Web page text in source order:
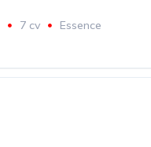
7 cv Essence